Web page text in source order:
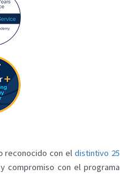
reconocido con eldistintivo 25
compromiso con el programa